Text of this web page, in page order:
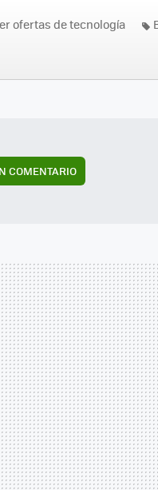
ofertas de tecnología
COMENTARIO